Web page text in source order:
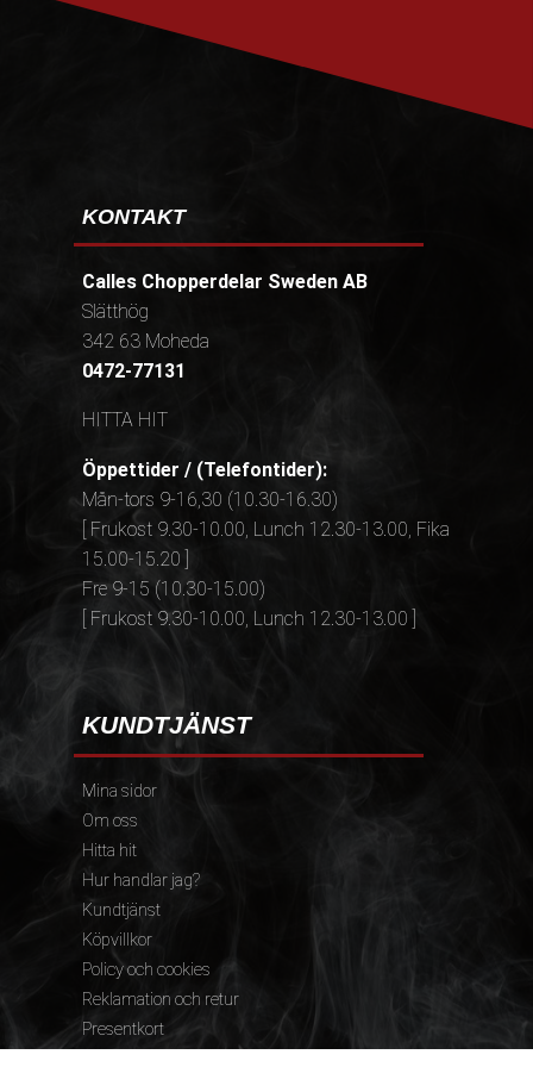
KONTAKT
Calles Chopperdelar Sweden AB
Slätthög
342 63 Moheda
0472-77131
HITTA HIT
Öppettider / (Telefontider):
Mån-tors 9-16,30 (10.30-16.30)
[ Frukost 9.30-10.00, Lunch 12.30-13.00, Fika
15.00-15.20 ]
Fre 9-15 (10.30-15.00)
[ Frukost 9.30-10.00, Lunch 12.30-13.00 ]
KUNDTJÄNST
Mina sidor
Om oss
Hitta hit
Hur handlar jag?
Kundtjänst
Köpvillkor
Policy och cookies
Reklamation och retur
Presentkort